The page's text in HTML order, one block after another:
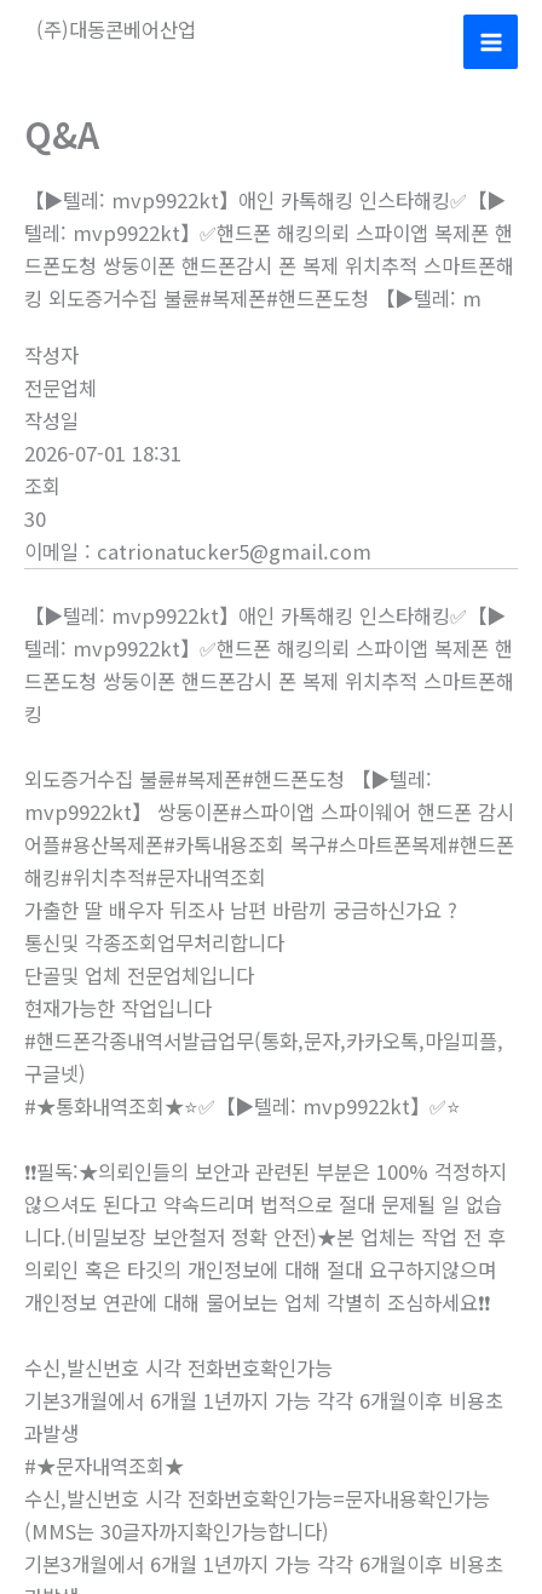
(주)대동콘베어산업
Main
Q&A
【▶텔레: mvp9922kt】애인 카톡해킹 인스타해킹✅【▶
텔레: mvp9922kt】✅핸드폰 해킹의뢰 스파이앱 복제폰 핸
드폰도청 쌍둥이폰 핸드폰감시 폰 복제 위치추적 스마트폰해
킹 외도증거수집 불륜#복제폰#핸드폰도청 【▶텔레: m
작성자
전문업체
작성일
2026-07-01 18:31
조회
30
이메일 : catrionatucker5@gmail.com
【▶텔레: mvp9922kt】애인 카톡해킹 인스타해킹✅【▶
텔레: mvp9922kt】✅핸드폰 해킹의뢰 스파이앱 복제폰 핸
드폰도청 쌍둥이폰 핸드폰감시 폰 복제 위치추적 스마트폰해
킹
외도증거수집 불륜#복제폰#핸드폰도청 【▶텔레:
mvp9922kt】 쌍둥이폰#스파이앱 스파이웨어 핸드폰 감시
어플#용산복제폰#카톡내용조회 복구#스마트폰복제#핸드폰
해킹#위치추적#문자내역조회
가출한 딸 배우자 뒤조사 남편 바람끼 궁금하신가요 ?
통신및 각종조회업무처리합니다
단골및 업체 전문업체입니다
현재가능한 작업입니다
#핸드폰각종내역서발급업무(통화,문자,카카오톡,마일피플,
구글넷)
#★통화내역조회★⭐✅【▶텔레: mvp9922kt】✅⭐
❗❗필독:★의뢰인들의 보안과 관련된 부분은 100% 걱정하지
않으셔도 된다고 약속드리며 법적으로 절대 문제될 일 없습
니다.(비밀보장 보안철저 정확 안전)★본 업체는 작업 전 후
의뢰인 혹은 타깃의 개인정보에 대해 절대 요구하지않으며
개인정보 연관에 대해 물어보는 업체 각별히 조심하세요❗❗
수신,발신번호 시각 전화번호확인가능
기본3개월에서 6개월 1년까지 가능 각각 6개월이후 비용초
과발생
#★문자내역조회★
수신,발신번호 시각 전화번호확인가능=문자내용확인가능
(MMS는 30글자까지확인가능합니다)
기본3개월에서 6개월 1년까지 가능 각각 6개월이후 비용초